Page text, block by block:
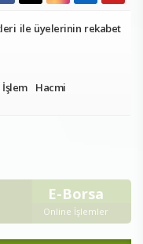
ile üyelerinin rekabet
Hacmi
E-Borsa
Online İşlemler